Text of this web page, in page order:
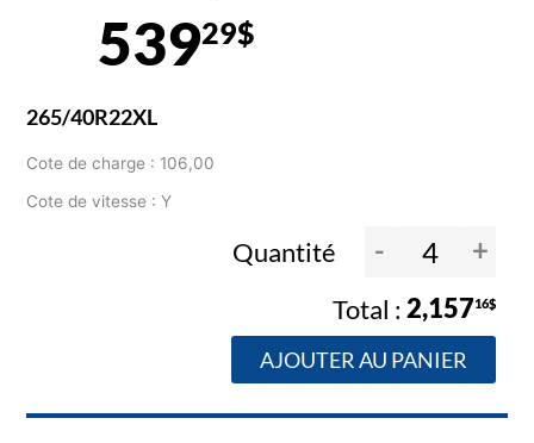
53929$
265/40R22XL
Cote de charge : 106,00
Cote de vitesse : Y
Quantité - +
2,15716$
AJOUTER AU PANIER